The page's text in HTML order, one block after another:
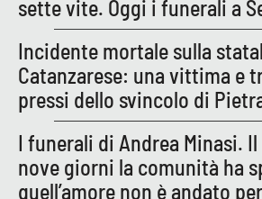
sette vite. Oggi i funerali a
Incidente mortale sulla
Catanzarese: una vittima e
pressi dello svincolo di
I funerali di Andrea Minasi.
nove giorni la comunità ha
quell’amore non è andato